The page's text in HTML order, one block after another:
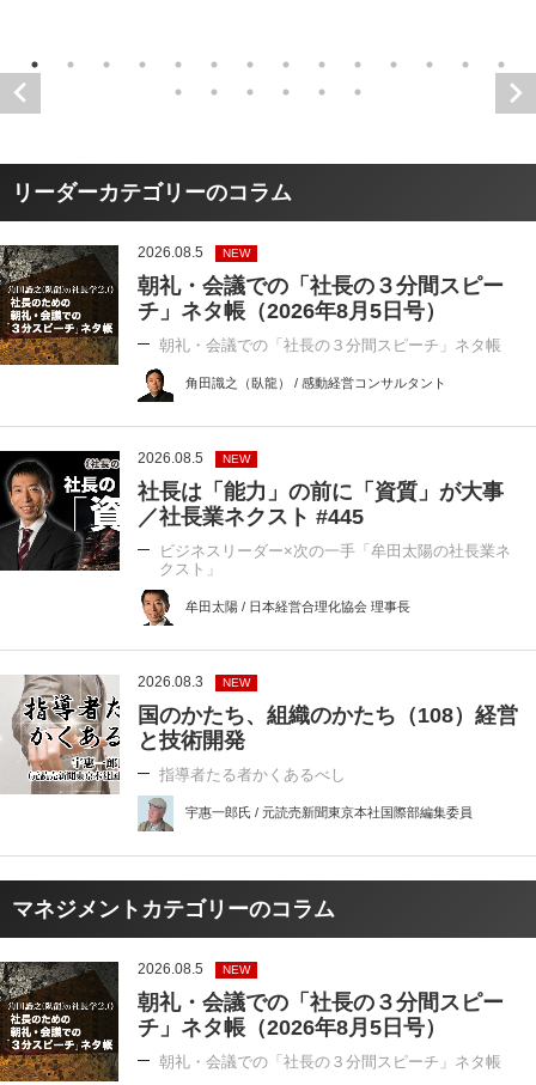
リーダーカテゴリーのコラム
2026.08.5 NEW
朝礼・会議での「社長の３分間スピー
チ」ネタ帳（2026年8月5日号）
朝礼・会議での「社長の３分間スピーチ」ネタ帳
角田識之（臥龍） / 感動経営コンサルタント
2026.08.5 NEW
社長は「能力」の前に「資質」が大事
／社長業ネクスト #445
ビジネスリーダー×次の一手「牟田太陽の社長業ネ
クスト」
牟田太陽 / 日本経営合理化協会 理事長
2026.08.3 NEW
国のかたち、組織のかたち（108）経営
と技術開発
指導者たる者かくあるべし
宇惠一郎氏 / 元読売新聞東京本社国際部編集委員
マネジメントカテゴリーのコラム
2026.08.5 NEW
朝礼・会議での「社長の３分間スピー
チ」ネタ帳（2026年8月5日号）
朝礼・会議での「社長の３分間スピーチ」ネタ帳